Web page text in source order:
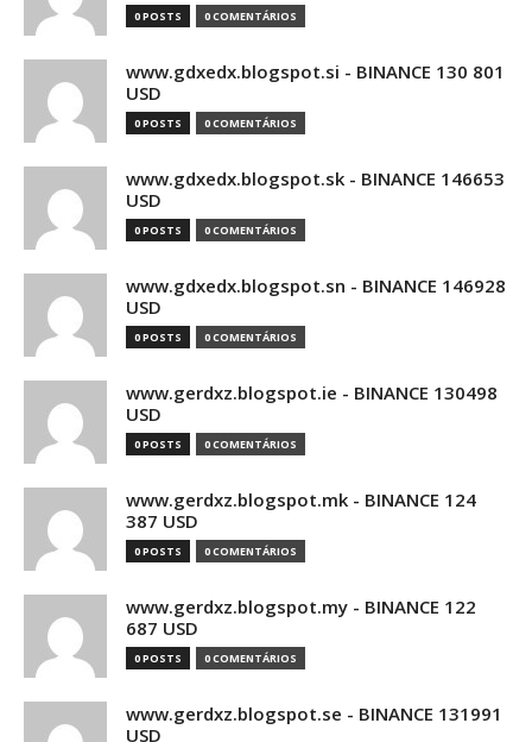
0 POSTS 0 COMENTÁRIOS
www.gdxedx.blogspot.si - BINANCE 130 801
USD
0 POSTS 0 COMENTÁRIOS
www.gdxedx.blogspot.sk - BINANCE 146653
USD
0 POSTS 0 COMENTÁRIOS
www.gdxedx.blogspot.sn - BINANCE 146928
USD
0 POSTS 0 COMENTÁRIOS
www.gerdxz.blogspot.ie - BINANCE 130498
USD
0 POSTS 0 COMENTÁRIOS
www.gerdxz.blogspot.mk - BINANCE 124
387 USD
0 POSTS 0 COMENTÁRIOS
www.gerdxz.blogspot.my - BINANCE 122
687 USD
0 POSTS 0 COMENTÁRIOS
www.gerdxz.blogspot.se - BINANCE 131991
USD